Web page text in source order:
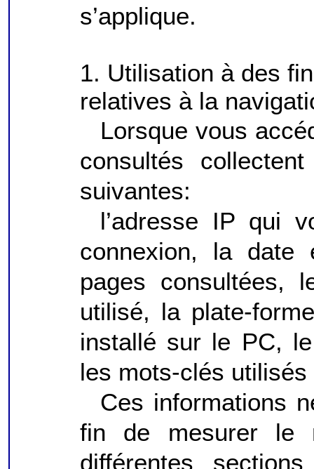
s’applique.
1. Utilisation à des
relatives à la
Lorsque vous
consultés
suivantes:
l’adresse IP qui
connexion, la date
pages consultées,
utilisé, la plate-
installé sur le PC,
les mots-clés
Ces informations
fin de mesurer le
différentes